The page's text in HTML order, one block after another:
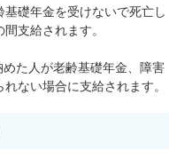
礎年金を受けないで死亡し
支給されます。
た人が老齢基礎年金、障害
ない場合に支給されます。